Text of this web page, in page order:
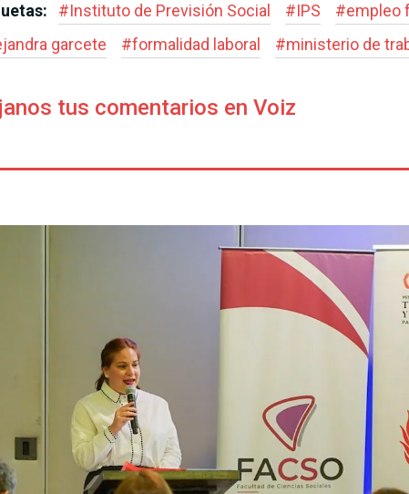
#Instituto de Previsión Social #IPS #empleo
garcete #formalidad laboral #ministerio de
tus comentarios en Voiz